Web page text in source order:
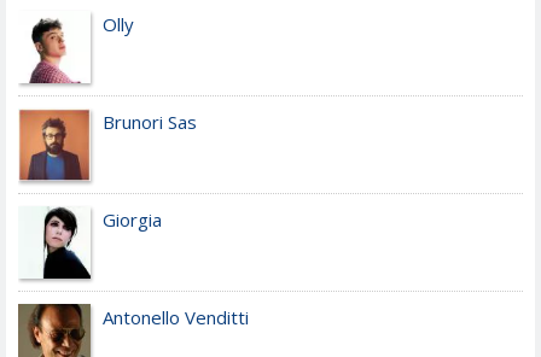
Olly
Brunori Sas
Giorgia
Antonello Venditti